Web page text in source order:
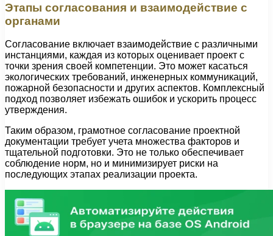
Этапы согласования и взаимодействие с
органами
Согласование включает взаимодействие с различными
инстанциями, каждая из которых оценивает проект с
точки зрения своей компетенции. Это может касаться
экологических требований, инженерных коммуникаций,
пожарной безопасности и других аспектов. Комплексный
подход позволяет избежать ошибок и ускорить процесс
утверждения.
Таким образом, грамотное согласование проектной
документации требует учета множества факторов и
тщательной подготовки. Это не только обеспечивает
соблюдение норм, но и минимизирует риски на
последующих этапах реализации проекта.